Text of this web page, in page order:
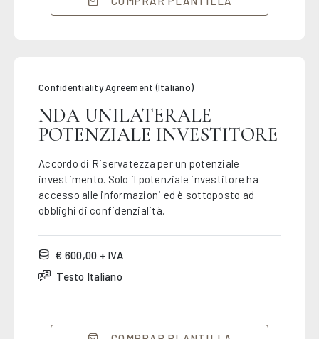
Confidentiality Agreement (Italiano)
NDA UNILATERALE
POTENZIALE INVESTITORE
Accordo di Riservatezza per un potenziale
investimento. Solo il potenziale investitore ha
accesso alle informazioni ed è sottoposto ad
obblighi di confidenzialità.
€ 600,00 + IVA
Testo Italiano